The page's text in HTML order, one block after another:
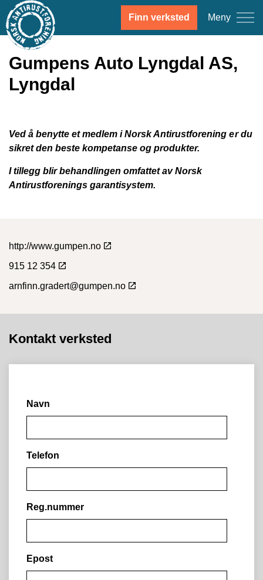
Finn verksted Meny
Gumpens Auto Lyngdal AS,
Lyngdal
Ved å benytte et medlem i Norsk Antirustforening er du
sikret den beste kompetanse og produkter.
I tillegg blir behandlingen omfattet av Norsk
Antirustforenings garantisystem.
http://www.gumpen.no
915 12 354
arnfinn.gradert@gumpen.no
Kontakt verksted
Navn
Telefon
Reg.nummer
Epost